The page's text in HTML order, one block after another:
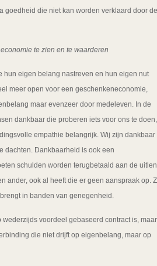
goedheid die niet kan worden verklaard door de
te zien en te waarderen
hun eigen belang nastreven en hun eigen nut
meer open voor een geschenkeneconomie,
maar evenzeer door medeleven. In de
dankbaar die proberen iets voor ons te doen,
empathie belangrijk. Wij zijn dankbaar
dachten. Dankbaarheid is ook een
schulden worden terugbetaald aan de
ander, ook al heeft die er geen aanspraak op.
in banden van genegenheid.
voordeel gebaseerd contract is, maar
die niet drijft op eigenbelang, maar op